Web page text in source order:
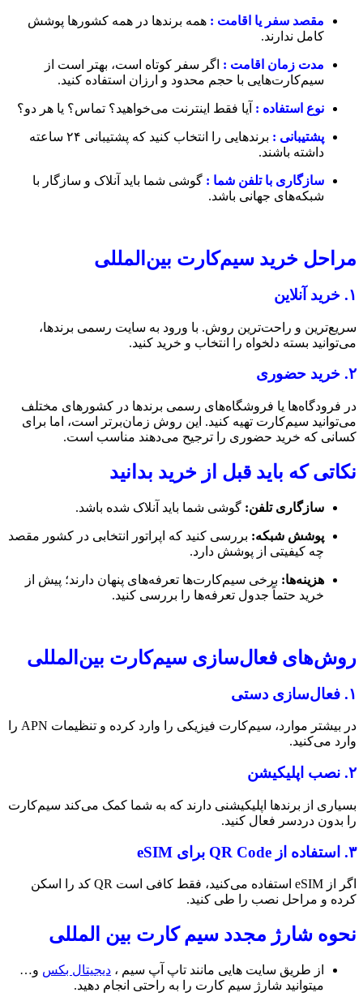
مقصد سفر یا اقامت : همه برندها در همه کشورها پوشش
کامل ندارند.
مدت زمان اقامت : اگر سفر کوتاه است، بهتر است از
سیم‌کارت‌هایی با حجم محدود و ارزان استفاده کنید.
نوع استفاده : آیا فقط اینترنت می‌خواهید؟ تماس؟ یا هر دو؟
پشتیبانی :
برندهایی را انتخاب کنید که پشتیبانی ۲۴ ساعته
داشته باشند.
سازگاری با تلفن شما : گوشی شما باید آنلاک و سازگار با
شبکه‌های جهانی باشد.
مراحل خرید سیم‌کارت بین‌المللی
۱. خرید آنلاین
سریع‌ترین و راحت‌ترین روش. با ورود به سایت رسمی برندها،
می‌توانید بسته دلخواه را انتخاب و خرید کنید.
۲. خرید حضوری
در فرودگاه‌ها یا فروشگاه‌های رسمی برندها در کشورهای مختلف
می‌توانید سیم‌کارت تهیه کنید. این روش زمان‌برتر است، اما برای
کسانی که خرید حضوری را ترجیح می‌دهند مناسب است.
نکاتی که باید قبل از خرید بدانید
سازگاری تلفن: گوشی شما باید آنلاک شده باشد.
پوشش شبکه: بررسی کنید که اپراتور انتخابی در کشور مقصد
چه کیفیتی از پوشش دارد.
هزینه‌ها: برخی سیم‌کارت‌ها تعرفه‌های پنهان دارند؛ پیش از
خرید حتماً جدول تعرفه‌ها را بررسی کنید.
روش‌های فعال‌سازی سیم‌کارت بین‌المللی
۱. فعال‌سازی دستی
در بیشتر موارد، سیم‌کارت فیزیکی را وارد کرده و تنظیمات APN را
وارد می‌کنید.
۲. نصب اپلیکیشن
بسیاری از برندها اپلیکیشنی دارند که به شما کمک می‌کند سیم‌کارت
را بدون دردسر فعال کنید.
۳. استفاده از QR Code برای eSIM
اگر از eSIM استفاده می‌کنید، فقط کافی است QR کد را اسکن
کرده و مراحل نصب را طی کنید.
نحوه شارژ مجدد سیم‌ کارت بین‌ المللی
از طریق سایت هایی مانند تاپ آپ سیم ، دیجیتال بکس و…
میتوانید شارژ سیم کارت را به راحتی انجام دهید.